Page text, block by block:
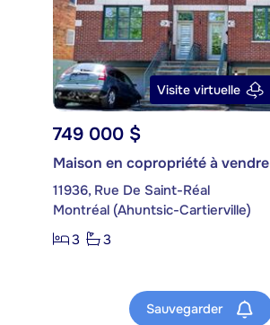
Visite virtuelle
749 000 $
Maison en copropriété à vendre
11936, Rue De Saint-Réal
Montréal (Ahuntsic-Cartierville)
3
3
Sauvegarder